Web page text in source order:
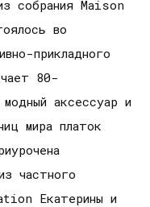
собрания Maison
во
прикладного
80-
аксессуар и
мира платок
частного
Екатерины и